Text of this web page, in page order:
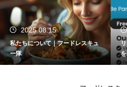
2025.08.15
私たちについて｜フードレスキュ
ー隊